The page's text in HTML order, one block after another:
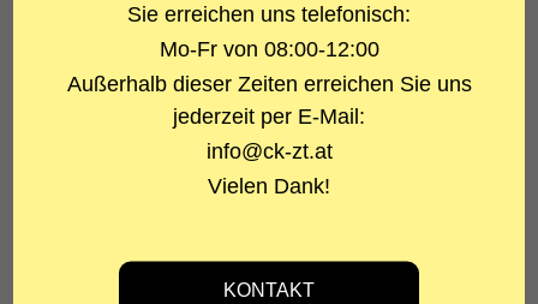
PROJEKTART
Recyclinghof
LEISTUNG
Sie erreichen uns telefonisch:
Mo-Fr von 08:00-12:00
Außerhalb dieser Zeiten erreichen Sie uns
jederzeit per E-Mail:
info@ck-zt.at
Vielen Dank!